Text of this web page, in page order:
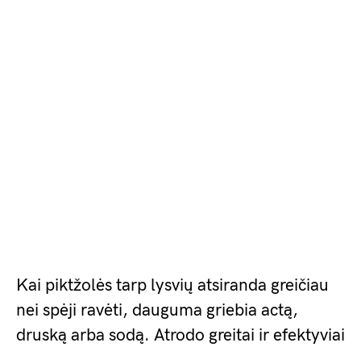
Kai piktžolės tarp lysvių atsiranda greičiau
nei spėji ravėti, dauguma griebia actą,
druską arba sodą. Atrodo greitai ir efektyviai